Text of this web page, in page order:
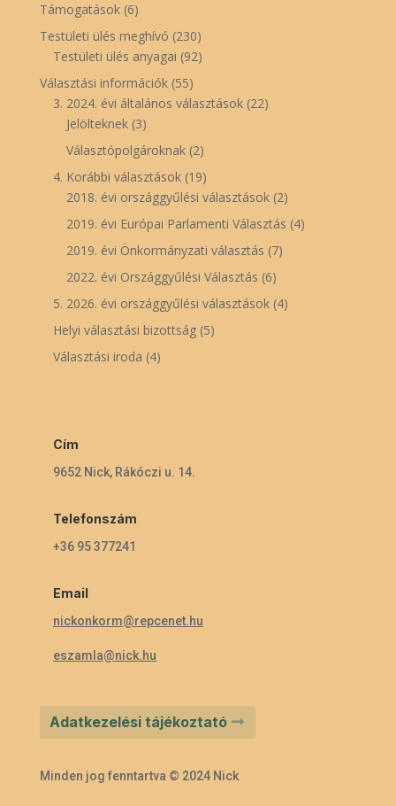
Támogatások(6)
Testületi ülés meghívó (230)
Testületi ülés anyagai (92)
Választási információk(55)
3. 2024. évi általános választások(22)
Jelölteknek(3)
Választópolgároknak(2)
4. Korábbi választások(19)
2018. évi országgyűlési választások(2)
2019. évi Európai Parlamenti Választás (4)
2019. évi Önkormányzati választás (7)
2022. évi Országgyűlési Választás (6)
5. 2026. évi országgyűlési választások(4)
Helyi választási bizottság(5)
Választási iroda (4)
Cím
9652 Nick, Rákóczi u. 14.
Telefonszám
+36 95 377241
Email
nickonkorm@repcenet.hu
eszamla@nick.hu
Adatkezelési tájékoztató
Minden jog fenntartva © 2024 Nick